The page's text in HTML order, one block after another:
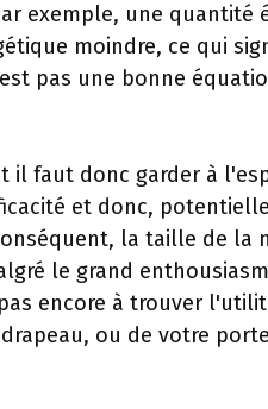
exemple, une quantité
moindre, ce qui
pas une bonne
il faut donc garder à
et donc,
la taille de la
le grand
encore à trouver
ou de votre